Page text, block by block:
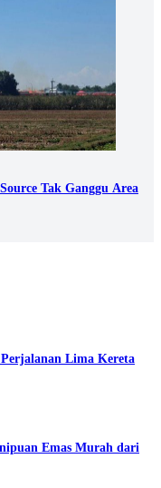
Tak Ganggu Area
Lima Kereta
Emas Murah dari